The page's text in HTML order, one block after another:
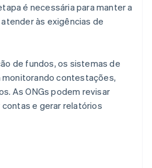
é necessária para manter a
às exigências de
de fundos, os sistemas de
contestações,
As ONGs podem revisar
e gerar relatórios